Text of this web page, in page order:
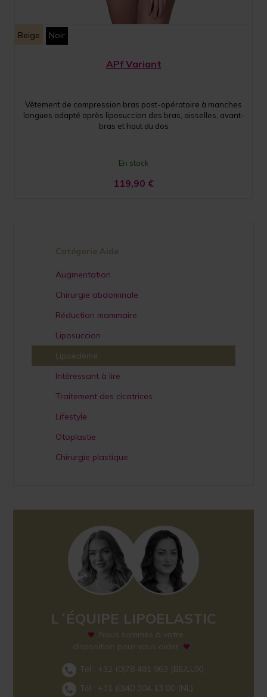
Beige Noir
APf Variant
Vêtement de compression bras post-opératoire à manches
longues adapté après liposuccion des bras, aisselles, avant-
bras et haut du dos
En stock
119,90 €
Catégorie Aide
Augmentation
Chirurgie abdominale
Réduction mammaire
Liposuccion
Lipoedème
Intéressant à lire
Traitement des cicatrices
Lifestyle
Otoplastie
Chirurgie plastique
L´ÉQUIPE LIPOELASTIC
Nous sommes à votre
disposition pour vous aider
Tél : +32 (0)78 481 963 (BE/LUX)
Tél : +31 (0)40 304 13 00 (NL)